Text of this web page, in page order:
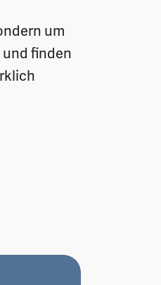
um
und finden